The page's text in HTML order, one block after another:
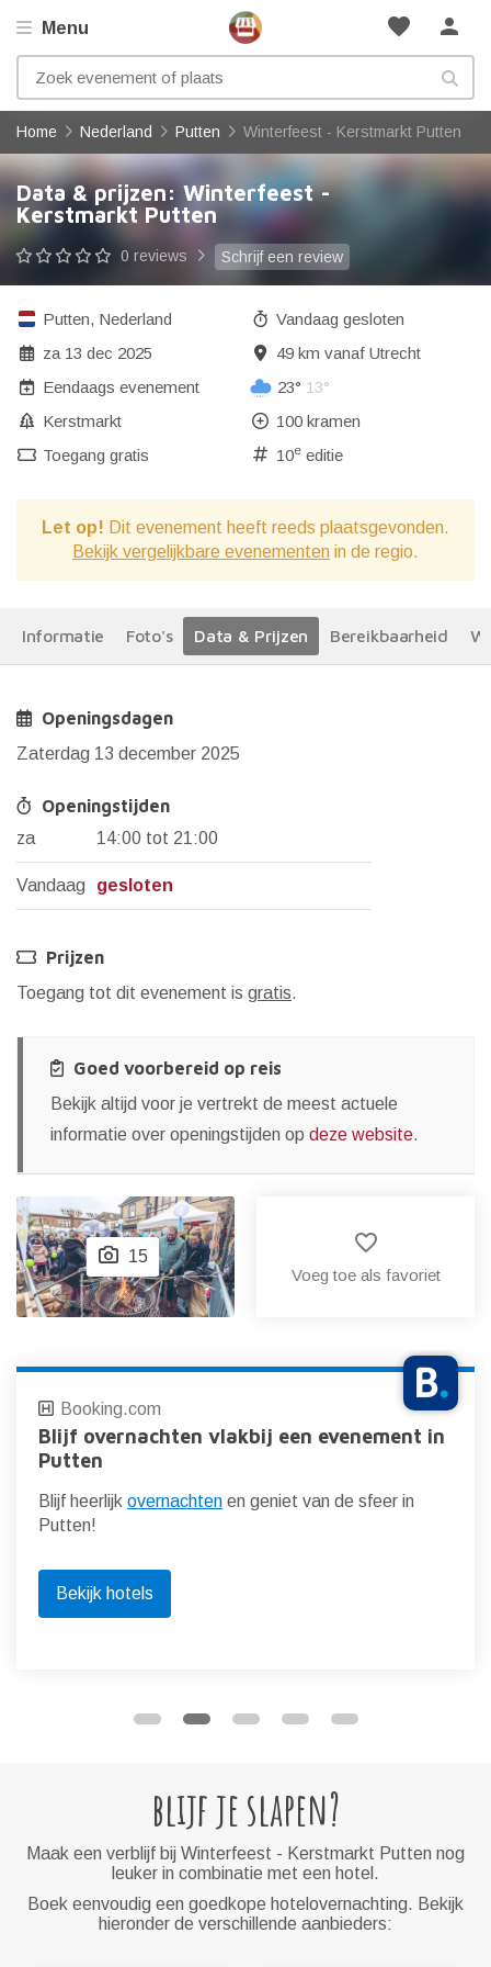
favorite person
Menu
Home Nederland Putten Winterfeest - Kerstmarkt Putten
Data & prijzen: Winterfeest -
Kerstmarkt Putten
0 reviews Schrijf een review
Putten, Nederland
za 13 dec 2025
Eendaags evenement
Kerstmarkt
Toegang gratis
Vandaag gesloten
49 km vanaf Utrecht
23° 13°
100 kramen
10eeditie
Let op! Dit evenement heeft reeds plaatsgevonden.
Bekijk vergelijkbare evenementen in de regio.
Informatie Foto's Data & Prijzen Bereikbaarheid
Openingsdagen
Zaterdag 13 december 2025
Openingstijden
za 14:00 tot 21:00
Vandaag gesloten
Prijzen
Toegang tot dit evenement is gratis.
Goed voorbereid op reis
Bekijk altijd voor je vertrekt de meest actuele
informatie over openingstijden op deze website.
15
favorite_border
Voeg toe als favoriet
Booking.com
Blijf overnachten vlakbij een evenement in
Putten
Blijf heerlijk overnachten en geniet van de sfeer in
Putten!
Bekijk hotels
blijf je slapen?
Maak een verblijf bij Winterfeest - Kerstmarkt Putten nog
leuker in combinatie met een hotel.
Boek eenvoudig een goedkope hotelovernachting. Bekijk
hieronder de verschillende aanbieders: